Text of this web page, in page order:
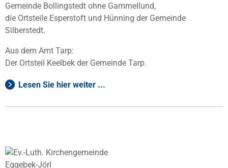
Gemeinde Bollingstedt ohne Gammellund,
die Ortsteile Esperstoft und Hünning der Gemeinde
Silberstedt.
Aus dem Amt Tarp:
Der Ortsteil Keelbek der Gemeinde Tarp.
Lesen Sie hier weiter ...